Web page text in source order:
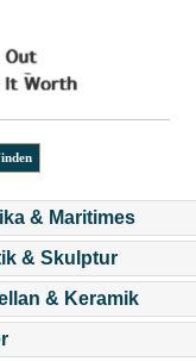
& Maritimes
& Skulptur
& Keramik